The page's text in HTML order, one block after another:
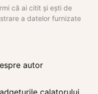
că ai citit și ești de
a datelor furnizate
autor
calatorului